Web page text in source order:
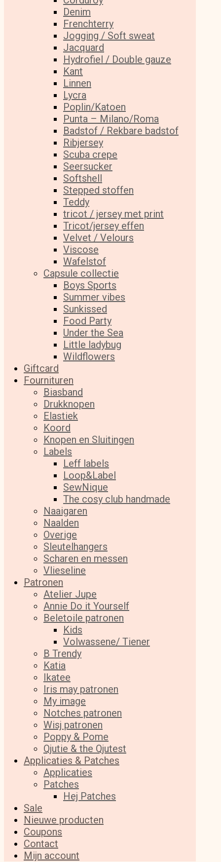
Denim
Frenchterry
Jogging / Soft sweat
Jacquard
Hydrofiel / Double gauze
Kant
Linnen
Lycra
Poplin/Katoen
Punta – Milano/Roma
Badstof / Rekbare badstof
Ribjersey
Scuba crepe
Seersucker
Softshell
Stepped stoffen
Teddy
tricot / jersey met print
Tricot/jersey effen
Velvet / Velours
Viscose
Wafelstof
Capsule collectie
Boys Sports
Summer vibes
Sunkissed
Food Party
Under the Sea
Little ladybug
Wildflowers
Giftcard
Fournituren
Biasband
Drukknopen
Elastiek
Koord
Knopen en Sluitingen
Labels
Leff labels
Loop&Label
SewNique
The cosy club handmade
Naaigaren
Naalden
Overige
Sleutelhangers
Scharen en messen
Vlieseline
Patronen
Atelier Jupe
Annie Do it Yourself
Beletoile patronen
Kids
Volwassene/ Tiener
B Trendy
Katia
Ikatee
Iris may patronen
My image
Notches patronen
Wisj patronen
Poppy & Pome
Qjutie & the Qjutest
Applicaties & Patches
Applicaties
Patches
Hej Patches
Sale
Nieuwe producten
Coupons
Contact
Mijn account